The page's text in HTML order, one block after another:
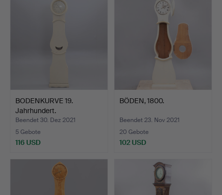
BODENKURVE 19.
Jahrhundert.
Beendet 30. Dez 2021
5 Gebote
116 USD
BÖDEN, 1800.
Beendet 23. Nov 2021
20 Gebote
102 USD